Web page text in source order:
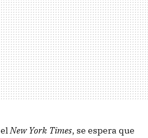
elNew York Times, se espera que